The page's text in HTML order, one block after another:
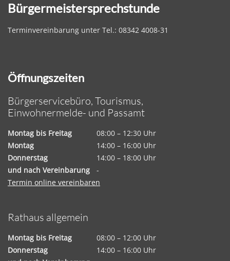
Bürgermeistersprechstunde
Terminvereinbarung unter Tel.: 08342 4008-31
Öffnungszeiten
Bürgerservicebüro, Tourismus,
Einwohnermelde- und Passamt
Montag bis Freitag
08:00 – 12:30 Uhr
Montag
14:00 – 16:00 Uhr
Donnerstag
14:00 – 18:00 Uhr
und nach Vereinbarung
-
Termin online vereinbaren
Rathaus allgemein
Montag bis Freitag
08:00 – 12:00 Uhr
Donnerstag
14:00 – 16:00 Uhr